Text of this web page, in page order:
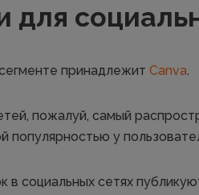
для
принадлежит Canva.
пожалуй, самый
популярностью у
в социальных сетях